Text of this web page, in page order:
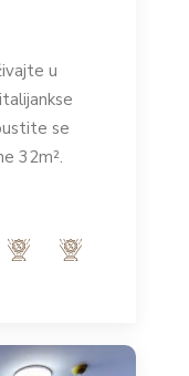
u
se
32m².